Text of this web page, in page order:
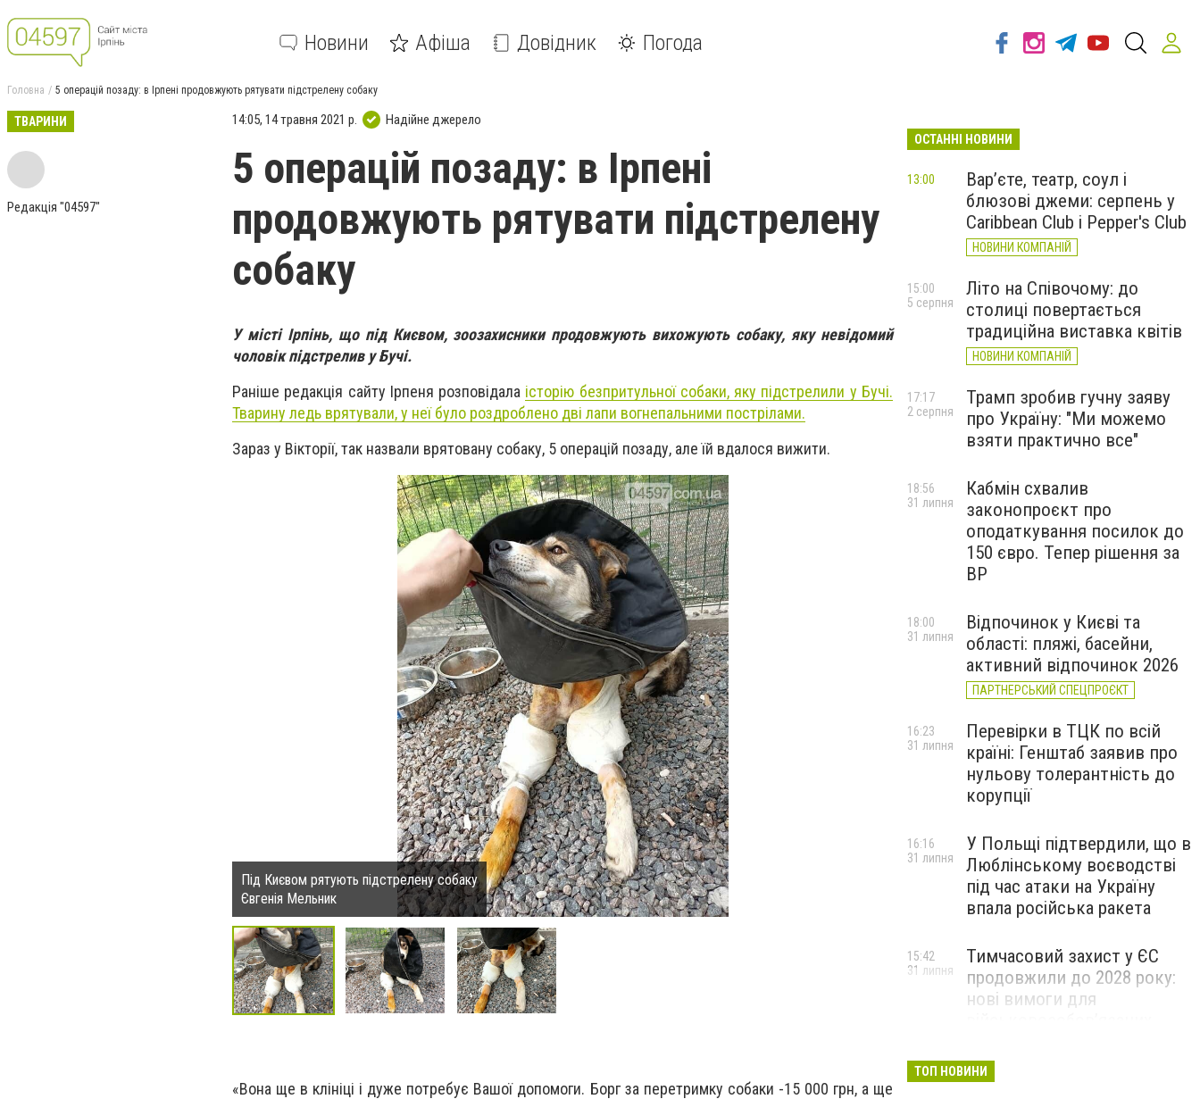
Новини Афіша Довідник Погода
Головна 5 операцій позаду: в Ірпені продовжують рятувати підстрелену собаку
ТВАРИНИ
Редакція "04597"
14:05, 14 травня 2021 р. Надійне джерело
5 операцій позаду: в Ірпені
продовжують рятувати підстрелену
собаку
У місті Ірпінь, що під Києвом, зоозахисники продовжують вихожують собаку, яку невідомий
чоловік підстрелив у Бучі.
Раніше редакція сайту Ірпеня розповідала історію безпритульної собаки, яку підстрелили у Бучі.
Тварину ледь врятували, у неї було роздроблено дві лапи вогнепальними пострілами.
Зараз у Вікторії, так назвали врятовану собаку, 5 операцій позаду, але їй вдалося вижити.
Під Києвом рятують підстрелену собаку
Євгенія Мельник
Під Києвом рятують підстрелену собаку
Євгенія Мельник
«Вона ще в клініці і дуже потребує Вашої допомоги. Борг за перетримку собаки -15 000 грн, а ще
ОСТАННІ НОВИНИ
Вар’єте, театр, соул і
блюзові джеми: серпень у
Caribbean Club і Pepper's Club
НОВИНИ КОМПАНІЙ
13:00
Літо на Співочому: до
столиці повертається
традиційна виставка квітів
НОВИНИ КОМПАНІЙ
15:00
5 серпня
Трамп зробив гучну заяву
про Україну: "Ми можемо
взяти практично все"
17:17
2 серпня
Кабмін схвалив
законопроєкт про
оподаткування посилок до
150 євро. Тепер рішення за
ВР
18:56
31 липня
Відпочинок у Києві та
області: пляжі, басейни,
активний відпочинок 2026
ПАРТНЕРСЬКИЙ СПЕЦПРОЄКТ
18:00
31 липня
Перевірки в ТЦК по всій
країні: Генштаб заявив про
нульову толерантність до
корупції
16:23
31 липня
У Польщі підтвердили, що в
Люблінському воєводстві
під час атаки на Україну
впала російська ракета
16:16
31 липня
Тимчасовий захист у ЄС
продовжили до 2028 року:
нові вимоги для
15:42
31 липня
ТОП НОВИНИ